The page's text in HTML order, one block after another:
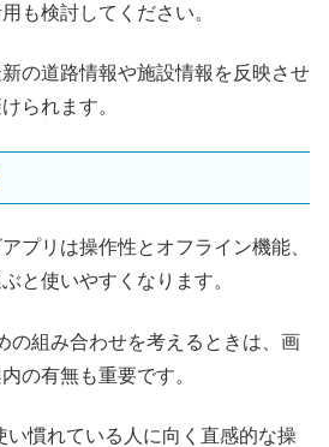
も検討してください。
の道路情報や施設情報を反映させ
られます。
プリは操作性とオフライン機能、
と使いやすくなります。
の組み合わせを考えるときは、画
の有無も重要です。
い慣れている人に向く直感的な操